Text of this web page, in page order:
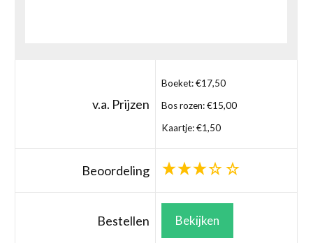
v.a. Prijzen
Boeket: €17,50
Bos rozen: €15,00
Kaartje: €1,50
Beoordeling
Bestellen Bekijken